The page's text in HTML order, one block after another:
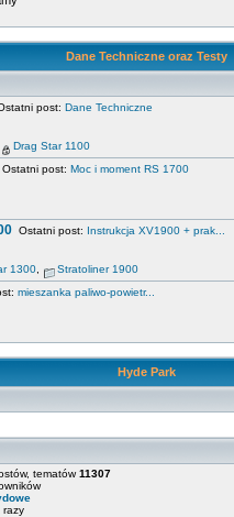
Dane Techniczne oraz Testy
post: Dane Techniczne
Drag Star 1100
Ostatni post: Moc i moment RS 1700
Ostatni post: Instrukcja XV1900 + prak...
1300 Stratoliner 1900
mieszanka paliwo-powietr...
Hyde Park
tematów11307
razy